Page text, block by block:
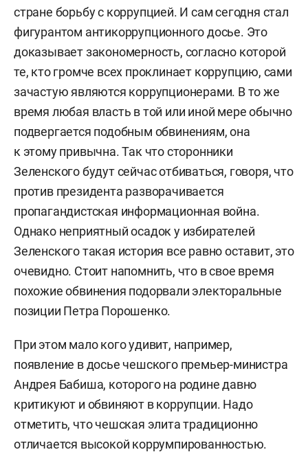
стране борьбу с коррупцией. И сам сегодня стал
фигурантом антикоррупционного досье. Это
доказывает закономерность, согласно которой
те, кто громче всех проклинает коррупцию, сами
зачастую являются коррупционерами. В то же
время любая власть в той или иной мере обычно
подвергается подобным обвинениям, она
к этому привычна. Так что сторонники
Зеленского будут сейчас отбиваться, говоря, что
против президента разворачивается
пропагандистская информационная война.
Однако неприятный осадок у избирателей
Зеленского такая история все равно оставит, это
очевидно. Стоит напомнить, что в свое время
похожие обвинения подорвали электоральные
позиции Петра Порошенко.
При этом мало кого удивит, например,
появление в досье чешского премьер-министра
Андрея Бабиша, которого на родине давно
критикуют и обвиняют в коррупции. Надо
отметить, что чешская элита традиционно
отличается высокой коррумпированностью.